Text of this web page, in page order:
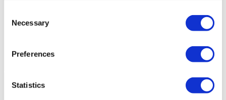
Selection
Necessary
Preferences
Statistics